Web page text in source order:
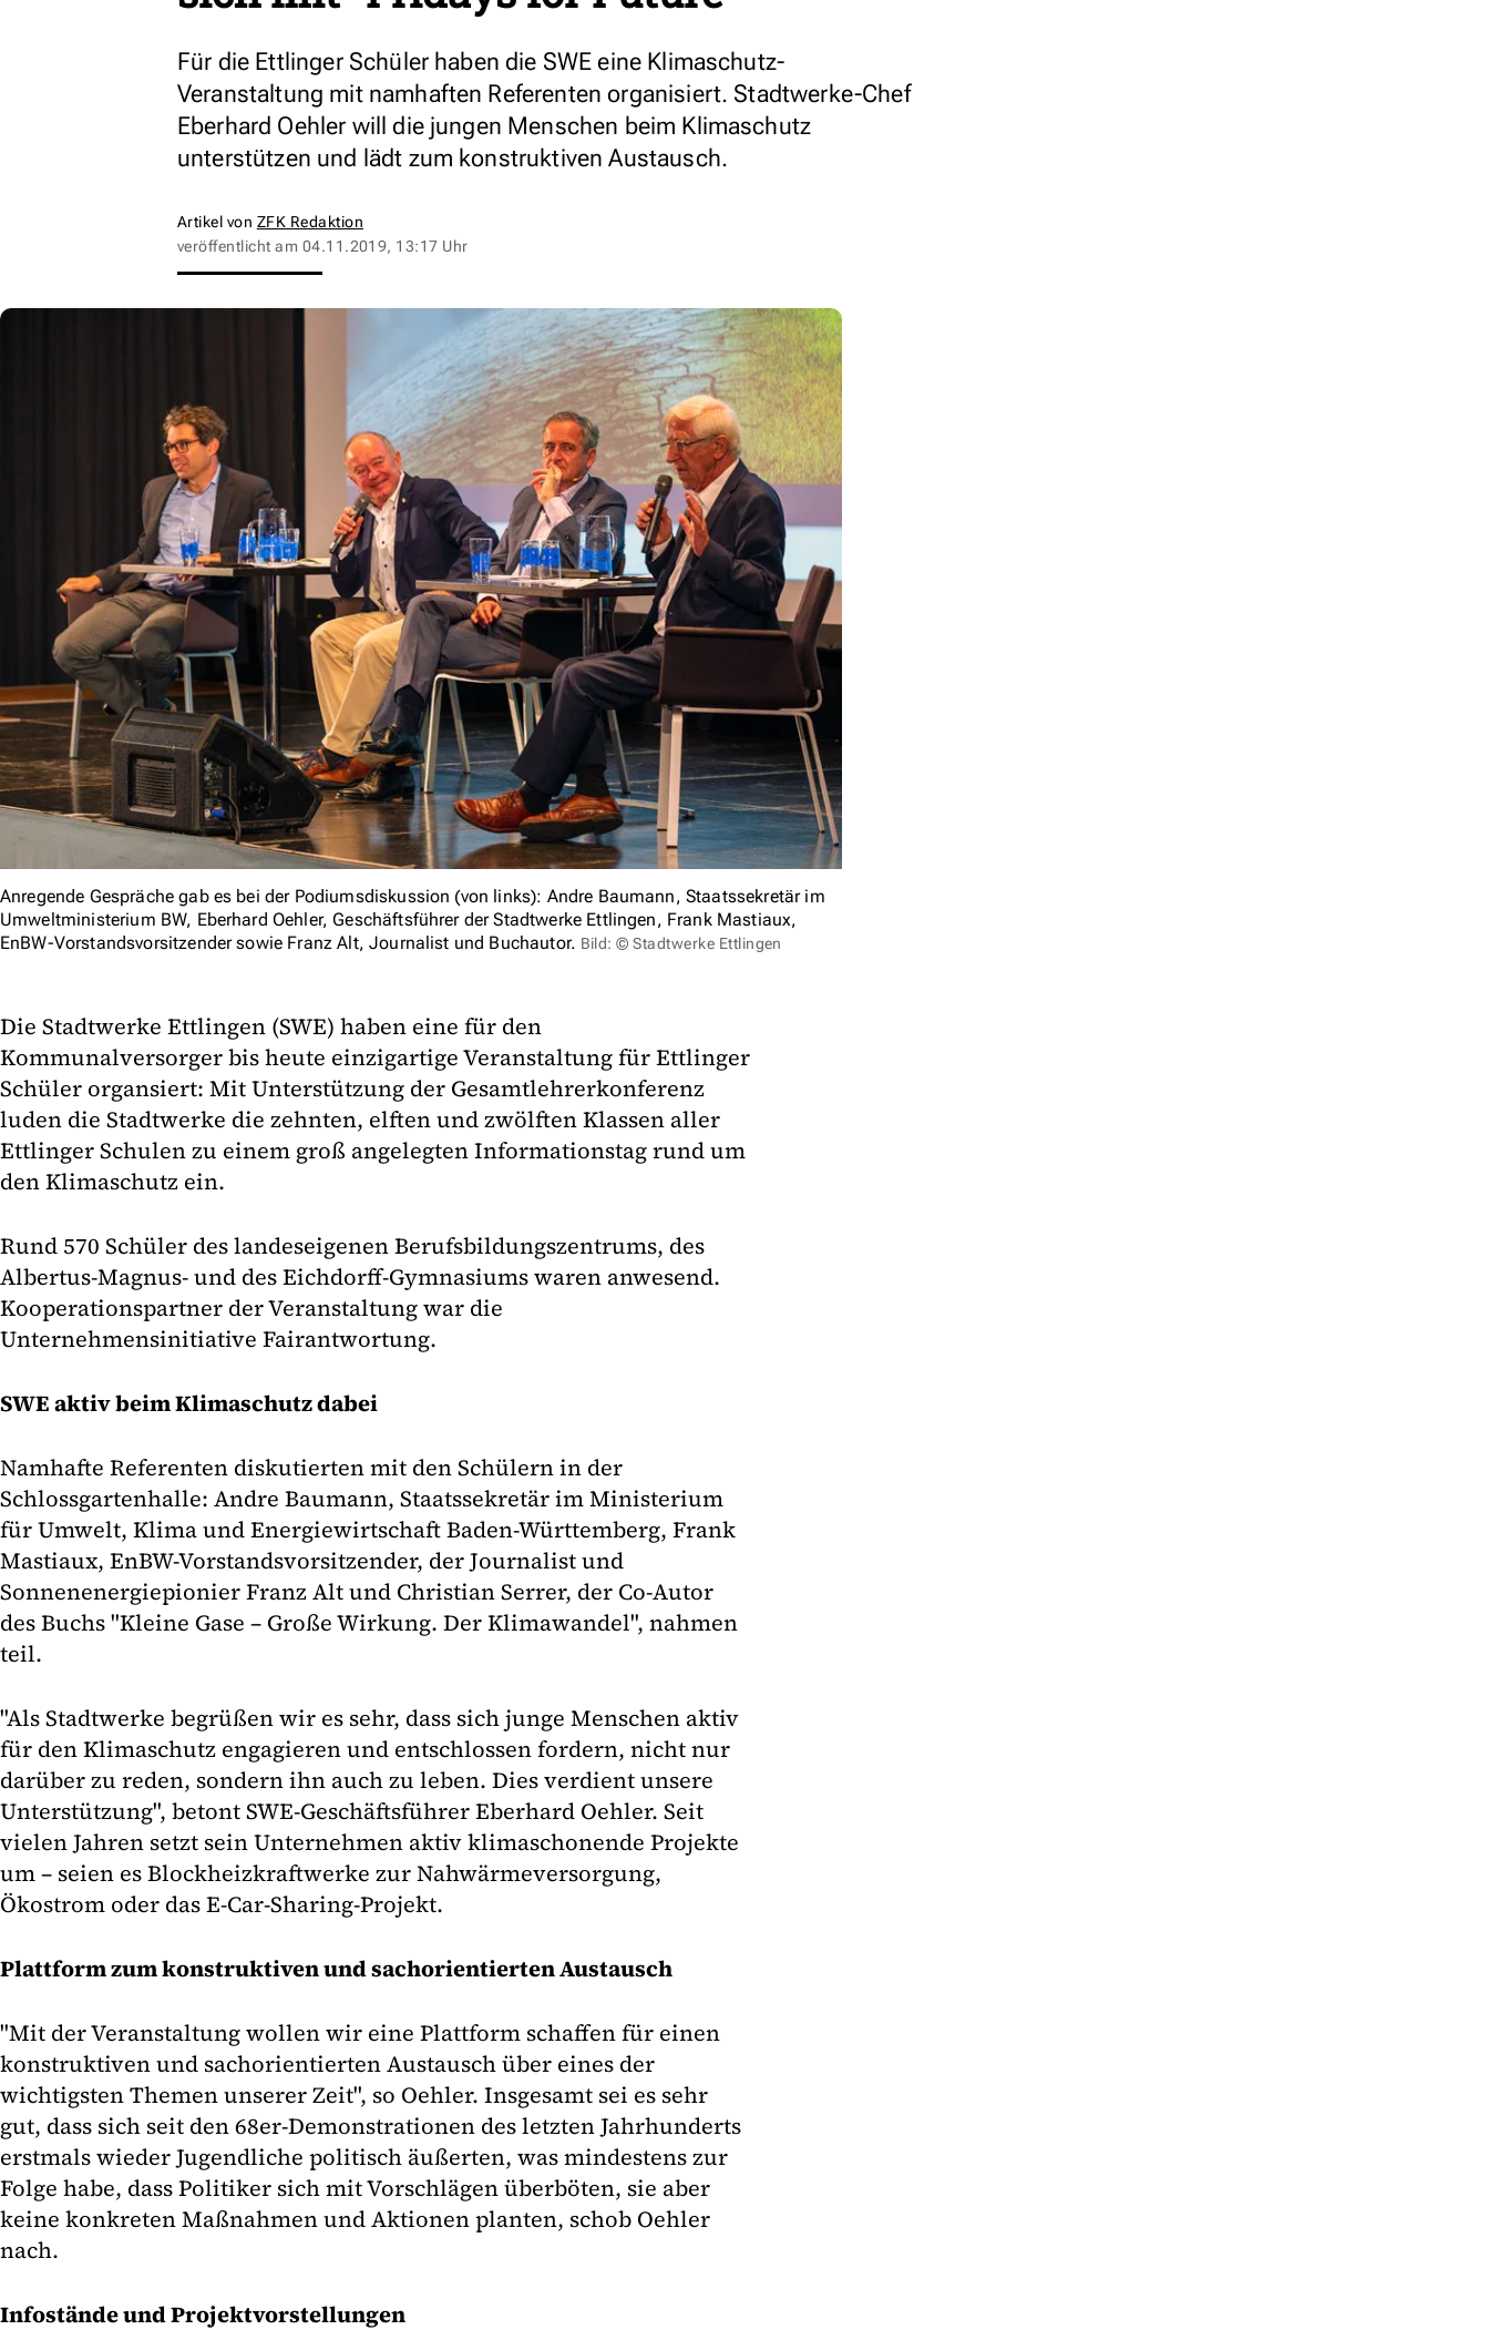
Für die Ettlinger Schüler haben die SWE eine Klimaschutz-
Veranstaltung mit namhaften Referenten organisiert. Stadtwerke-Chef
Eberhard Oehler will die jungen Menschen beim Klimaschutz
unterstützen und lädt zum konstruktiven Austausch.
Artikel von ZFK Redaktion
veröffentlicht am 04.11.2019, 13:17 Uhr
Anregende Gespräche gab es bei der Podiumsdiskussion (von links): Andre Baumann, Staatssekretär im
Umweltministerium BW, Eberhard Oehler, Geschäftsführer der Stadtwerke Ettlingen, Frank Mastiaux,
EnBW-Vorstandsvorsitzender sowie Franz Alt, Journalist und Buchautor. Bild: © Stadtwerke Ettlingen
Die Stadtwerke Ettlingen (SWE) haben eine für den
Kommunalversorger bis heute einzigartige Veranstaltung für Ettlinger
Schüler organsiert: Mit Unterstützung der Gesamtlehrerkonferenz
luden die Stadtwerke die zehnten, elften und zwölften Klassen aller
Ettlinger Schulen zu einem groß angelegten Informationstag rund um
den Klimaschutz ein.
Rund 570 Schüler des landeseigenen Berufsbildungszentrums, des
Albertus-Magnus- und des Eichdorff-Gymnasiums waren anwesend.
Kooperationspartner der Veranstaltung war die
Unternehmensinitiative Fairantwortung.
SWE aktiv beim Klimaschutz dabei
Namhafte Referenten diskutierten mit den Schülern in der
Schlossgartenhalle: Andre Baumann, Staatssekretär im Ministerium
für Umwelt, Klima und Energiewirtschaft Baden-Württemberg, Frank
Mastiaux, EnBW-Vorstandsvorsitzender, der Journalist und
Sonnenenergiepionier Franz Alt und Christian Serrer, der Co-Autor
des Buchs "Kleine Gase – Große Wirkung. Der Klimawandel", nahmen
teil.
"Als Stadtwerke begrüßen wir es sehr, dass sich junge Menschen aktiv
für den Klimaschutz engagieren und entschlossen fordern, nicht nur
darüber zu reden, sondern ihn auch zu leben. Dies verdient unsere
Unterstützung", betont SWE-Geschäftsführer Eberhard Oehler. Seit
vielen Jahren setzt sein Unternehmen aktiv klimaschonende Projekte
um – seien es Blockheizkraftwerke zur Nahwärmeversorgung,
Ökostrom oder das E-Car-Sharing-Projekt.
Plattform zum konstruktiven und sachorientierten Austausch
"Mit der Veranstaltung wollen wir eine Plattform schaffen für einen
konstruktiven und sachorientierten Austausch über eines der
wichtigsten Themen unserer Zeit", so Oehler. Insgesamt sei es sehr
gut, dass sich seit den 68er-Demonstrationen des letzten Jahrhunderts
erstmals wieder Jugendliche politisch äußerten, was mindestens zur
Folge habe, dass Politiker sich mit Vorschlägen überböten, sie aber
keine konkreten Maßnahmen und Aktionen planten, schob Oehler
nach.
Infostände und Projektvorstellungen